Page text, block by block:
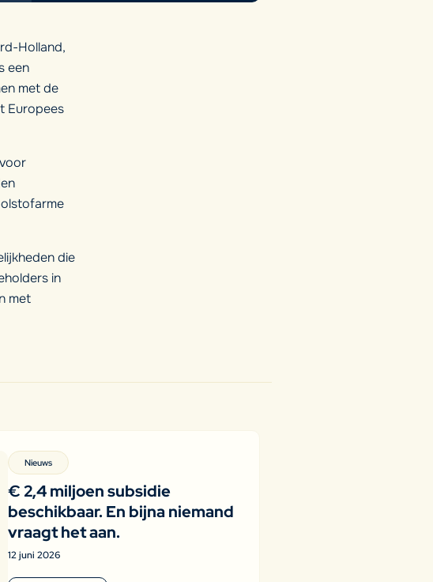
Holland,
een
met de
Europees
die
in
met
Nieuws
€ 2,4 miljoen subsidie
beschikbaar. En bijna niemand
vraagt het aan.
12 juni 2026